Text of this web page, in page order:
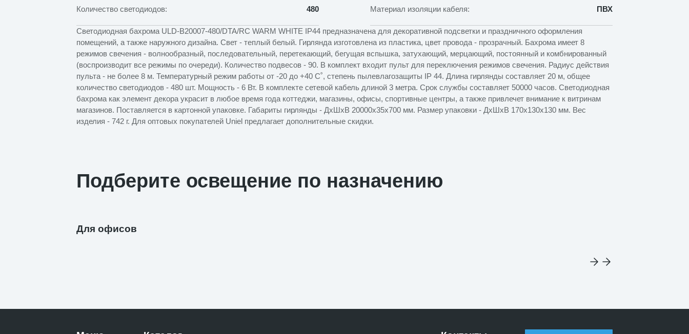
Количество светодиодов: 480 Материал изоляции кабеля: ПВХ
Светодиодная бахрома ULD-B20007-480/DTA/RC WARM WHITE IP44 предназначена для декоративной подсветки и праздничного оформления
помещений, а также наружного дизайна. Свет - теплый белый. Гирлянда изготовлена из пластика, цвет провода - прозрачный. Бахрома имеет 8
режимов свечения - волнообразный, последовательный, перетекающий, бегущая вспышка, затухающий, мерцающий, постоянный и комбнированный
(воспроизводит все режимы по очереди). Количество подвесов - 90. В комплект входит пульт для переключения режимов свечения. Радиус действия
пульта - не более 8 м. Температурный режим работы от -20 до +40 С˚, степень пылевлагозащиты IP 44. Длина гирлянды составляет 20 м, общее
количество светодиодов - 480 шт. Мощность - 6 Вт. В комплекте сетевой кабель длиной 3 метра. Срок службы составляет 50000 часов. Светодиодная
бахрома как элемент декора украсит в любое время года коттеджи, магазины, офисы, спортивные центры, а также привлечет внимание к витринам
магазинов. Поставляется в картонной упаковке. Габариты гирлянды - ДхШхВ 20000х35х700 мм. Размер упаковки - ДхШхВ 170х130х130 мм. Вес
изделия - 742 г. Для оптовых покупателей Uniel предлагает дополнительные скидки.
Подберите освещение по назначению
Для офисов